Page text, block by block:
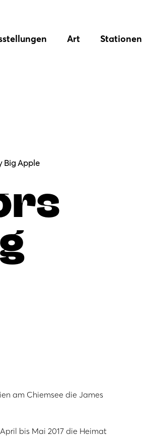
Art Stationen
Big Apple
am Chiemsee die James
bis Mai 2017 die Heimat